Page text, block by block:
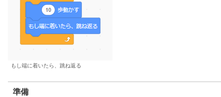
もし端に着いたら、跳ね返る
準備